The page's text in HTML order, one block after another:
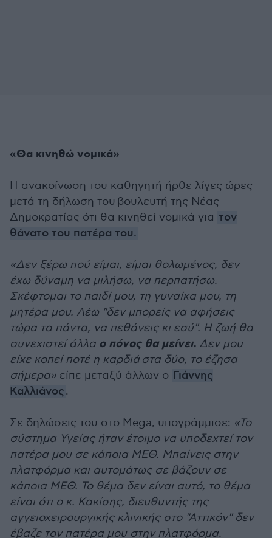
«Θα κινηθώ νομικά»
Η ανακοίνωση του καθηγητή ήρθε λίγες ώρες
μετά τη δήλωση του βουλευτή της Νέας
Δημοκρατίας ότι θα κινηθεί νομικά για τον
θάνατο του πατέρα του.
«Δεν ξέρω πού είμαι, είμαι θολωμένος, δεν
έχω δύναμη να μιλήσω, να περπατήσω.
Σκέφτομαι το παιδί μου, τη γυναίκα μου, τη
μητέρα μου. Λέω "δεν μπορείς να αφήσεις
τώρα τα πάντα, να πεθάνεις κι εσύ". Η ζωή θα
συνεχιστεί άλλα ο πόνος θα μείνει. Δεν μου
είχε κοπεί ποτέ η καρδιά στα δύο, το έζησα
σήμερα» είπε μεταξύ άλλων ο Γιάννης
Καλλιάνος.
Σε δηλώσεις του στο Mega, υπογράμμισε: «Το
σύστημα Υγείας ήταν έτοιμο να υποδεχτεί τον
πατέρα μου σε κάποια ΜΕΘ. Μπαίνεις στην
πλατφόρμα και αυτομάτως σε βάζουν σε
κάποια ΜΕΘ. Το θέμα δεν είναι αυτό, το θέμα
είναι ότι ο κ. Κακίσης, διευθυντής της
αγγειοχειρουργικής κλινικής στο "Αττικόν" δεν
έβαζε τον πατέρα μου στην πλατφόρμα.